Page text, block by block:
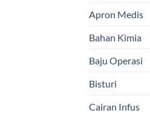
Apron Medis
Bahan Kimia
Baju Operasi
Bisturi
Cairan Infus